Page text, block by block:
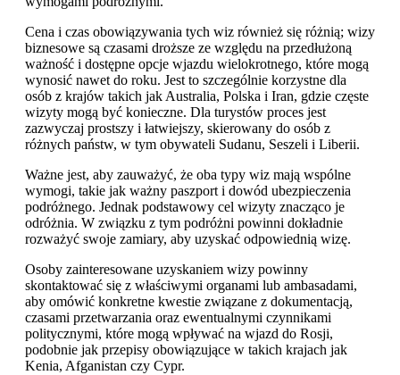
Cena i czas obowiązywania tych wiz również się różnią; wizy
biznesowe są czasami droższe ze względu na przedłużoną
ważność i dostępne opcje wjazdu wielokrotnego, które mogą
wynosić nawet do roku. Jest to szczególnie korzystne dla
osób z krajów takich jak Australia, Polska i Iran, gdzie częste
wizyty mogą być konieczne. Dla turystów proces jest
zazwyczaj prostszy i łatwiejszy, skierowany do osób z
różnych państw, w tym obywateli Sudanu, Seszeli i Liberii.
Ważne jest, aby zauważyć, że oba typy wiz mają wspólne
wymogi, takie jak ważny paszport i dowód ubezpieczenia
podróżnego. Jednak podstawowy cel wizyty znacząco je
odróżnia. W związku z tym podróżni powinni dokładnie
rozważyć swoje zamiary, aby uzyskać odpowiednią wizę.
Osoby zainteresowane uzyskaniem wizy powinny
skontaktować się z właściwymi organami lub ambasadami,
aby omówić konkretne kwestie związane z dokumentacją,
czasami przetwarzania oraz ewentualnymi czynnikami
politycznymi, które mogą wpływać na wjazd do Rosji,
podobnie jak przepisy obowiązujące w takich krajach jak
Kenia, Afganistan czy Cypr.